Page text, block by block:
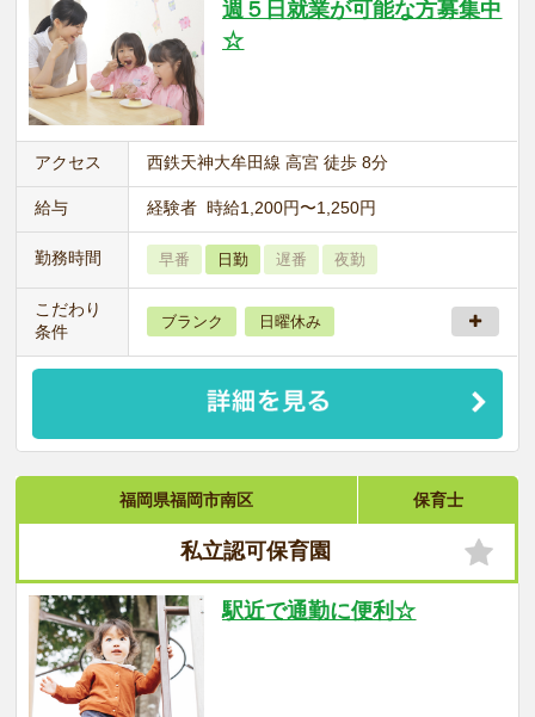
週５日就業が可能な方募集中
☆
アクセス 西鉄天神大牟田線 高宮 徒歩 8分
給与 経験者 時給1,200円〜1,250円
勤務時間 早番 日勤 遅番 夜勤
こだわり
条件
ブランク 日曜休み
福岡県福岡市南区 保育士
私立認可保育園
駅近で通勤に便利☆